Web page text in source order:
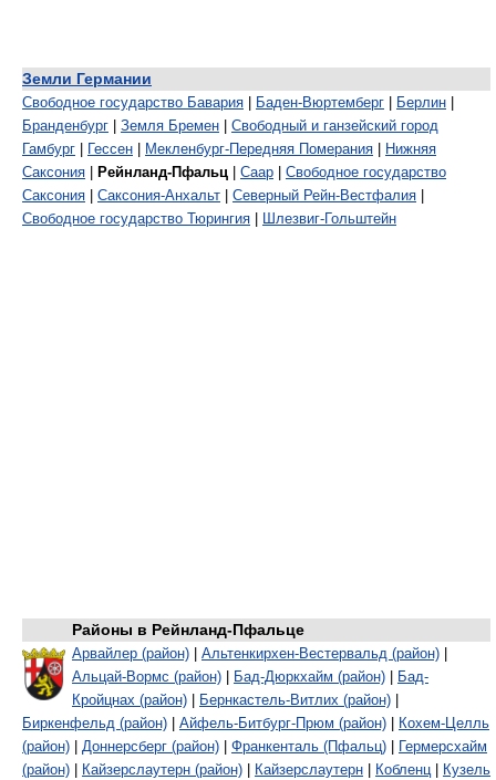
Земли Германии
Свободное государство Бавария Баден-Вюртемберг Берлин
Бранденбург
Земля Бремен
Свободный и ганзейский город
Гамбург
Гессен Мекленбург-Передняя Померания
Нижняя
Саксония
Рейнланд-Пфальц Саар
Свободное государство
Саксония
Саксония-Анхальт Северный Рейн-Вестфалия
Свободное государство Тюрингия
Шлезвиг-Гольштейн
Районы в Рейнланд-Пфальце
Арвайлер (район) Альтенкирхен-Вестервальд (район)
Альцай-Вормс (район)
Бад-Дюркхайм (район)
Бад-
Кройцнах (район)
Бернкастель-Витлих (район)
Биркенфельд (район)
Айфель-Битбург-Прюм (район)
Кохем-Целль
(район)
Доннерсберг (район) Франкенталь (Пфальц)
Гермерсхайм
(район)
Кайзерслаутерн (район) Кайзерслаутерн Кобленц|
Кузель